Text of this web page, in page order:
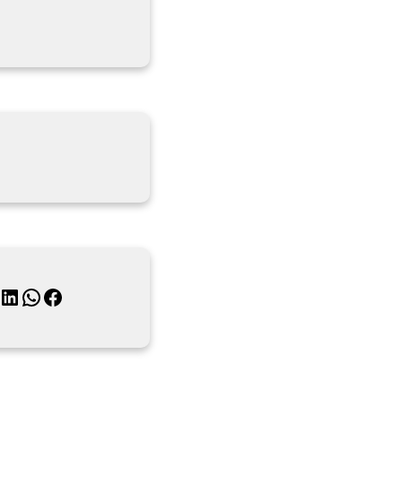
LinkedIn WhatsApp Facebook